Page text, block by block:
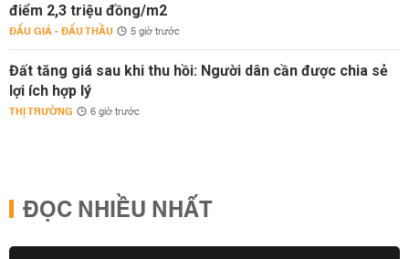
điểm 2,3 triệu đồng/m2
ĐẤU GIÁ - ĐẤU THẦU 5 giờ trước
Đất tăng giá sau khi thu hồi: Người dân cần được chia sẻ
lợi ích hợp lý
THỊ TRƯỜNG 6 giờ trước
ĐỌC NHIỀU NHẤT